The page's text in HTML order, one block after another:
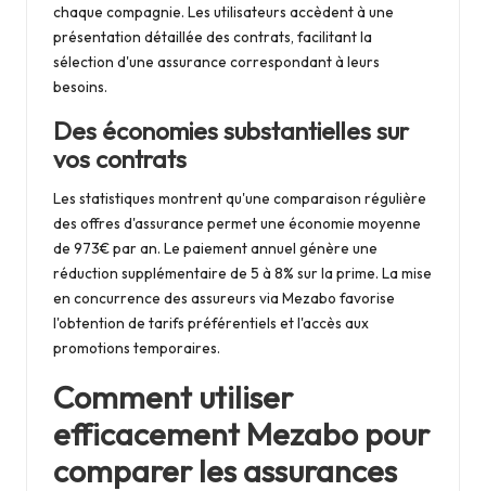
chaque compagnie. Les utilisateurs accèdent à une
présentation détaillée des contrats, facilitant la
sélection d'une assurance correspondant à leurs
besoins.
Des économies substantielles sur
vos contrats
Les statistiques montrent qu'une comparaison régulière
des offres d'assurance permet une économie moyenne
de 973€ par an. Le paiement annuel génère une
réduction supplémentaire de 5 à 8% sur la prime. La mise
en concurrence des assureurs via Mezabo favorise
l'obtention de tarifs préférentiels et l'accès aux
promotions temporaires.
Comment utiliser
efficacement Mezabo pour
comparer les assurances